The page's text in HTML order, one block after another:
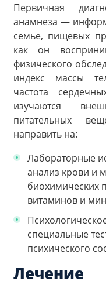
Первичная
анамнеза —
семье, пищевых
как он
физического
индекс массы
частота
изучаются
питательных
направить на:
Лабораторные
анализ крови и
биохимических
витаминов и
специальные
психического
Лечение